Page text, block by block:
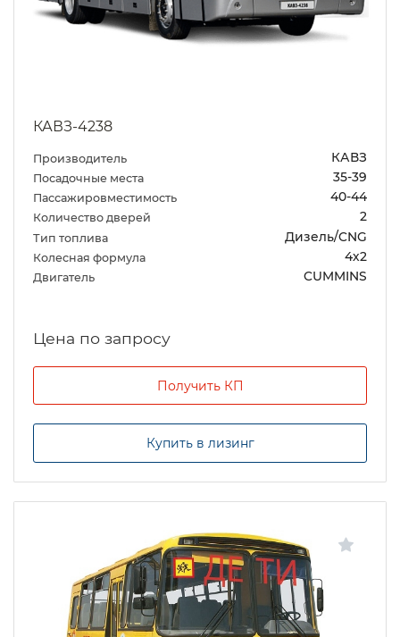
КАВЗ-4238
Производитель КАВЗ
Посадочные места 35-39
Пассажировместимость 40-44
Количество дверей 2
Тип топлива Дизель/CNG
Колесная формула 4х2
Двигатель CUMMINS
Цена по запросу
Получить КП
Купить в лизинг